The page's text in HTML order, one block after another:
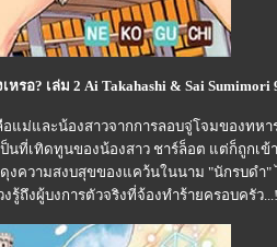
หรอ? เล่ม 2 Ai Takahashi & Sai Sumimori
อแม่และน้องสาวจากการลอบจู่โจมของทหา
ป็นที่เทิดทูนของน้องสาว ชาร์ล็อต แต่ก็ถูกเข้
งความสงบสุขของแคว้นในนาม "นักรบดำ"
รู้ถึงผู้บงการตัวจริงที่จ้องทำร้ายครอบครัว...!